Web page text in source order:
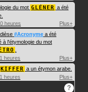
du mot GLÉNER a été
heures
Plus+
#Acronyme a été
à l'étymologie du mot
heures
Plus+
KIFFER a un étymon arabe.
heures
Plus+
?